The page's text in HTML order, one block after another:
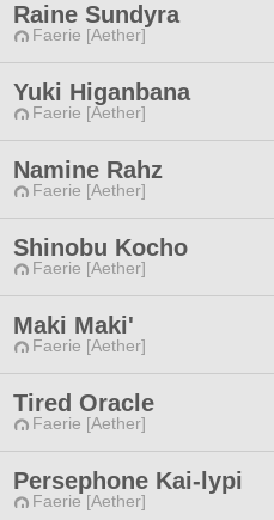
Raine Sundyra
Faerie [Aether]
Yuki Higanbana
Faerie [Aether]
Namine Rahz
Faerie [Aether]
Shinobu Kocho
Faerie [Aether]
Maki Maki'
Faerie [Aether]
Tired Oracle
Faerie [Aether]
Persephone Kai-lypi
Faerie [Aether]